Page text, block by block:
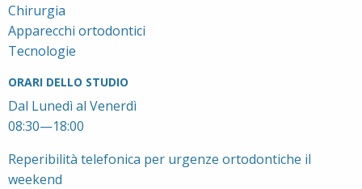
Chirurgia
Apparecchi ortodontici
Tecnologie
ORARI DELLO STUDIO
Dal Lunedì al Venerdì
08:30—18:00
Reperibilità telefonica per urgenze ortodontiche il
weekend